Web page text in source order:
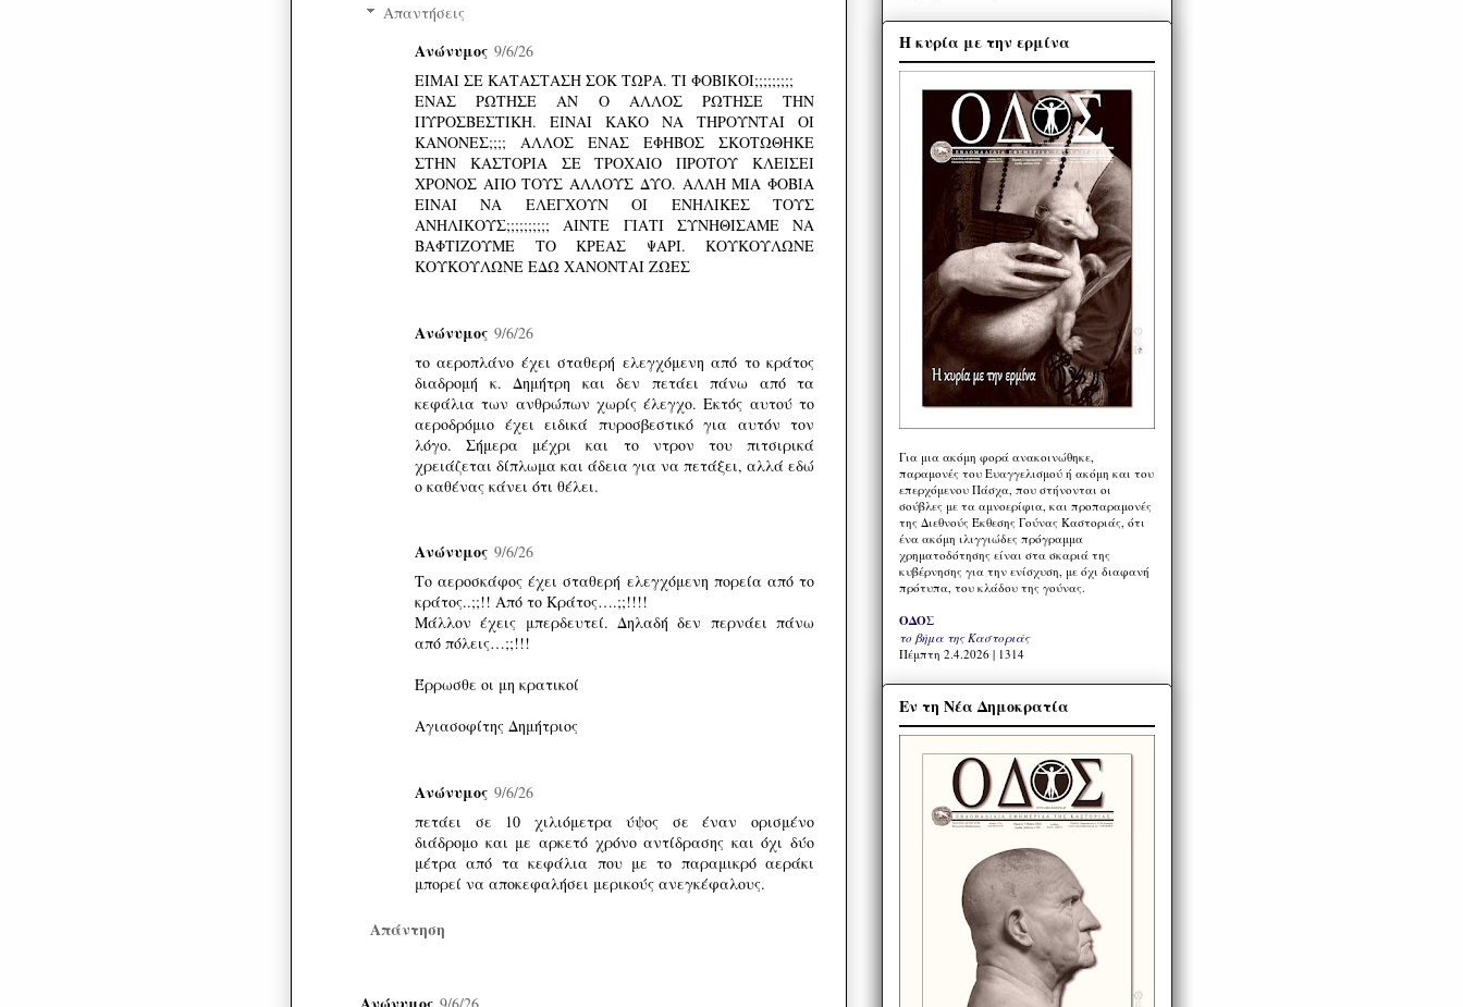
Απαντήσεις
Ανώνυμος 9/6/26
ΕΙΜΑΙ ΣΕ ΚΑΤΑΣΤΑΣΗ ΣΟΚ ΤΩΡΑ. ΤΙ ΦΟΒΙΚΟΙ;;;;;;;;;
ΕΝΑΣ ΡΩΤΗΣΕ ΑΝ Ο ΑΛΛΟΣ ΡΩΤΗΣΕ ΤΗΝ
ΠΥΡΟΣΒΕΣΤΙΚΗ. ΕΙΝΑΙ ΚΑΚΟ ΝΑ ΤΗΡΟΥΝΤΑΙ ΟΙ
ΚΑΝΟΝΕΣ;;;; ΑΛΛΟΣ ΕΝΑΣ ΕΦΗΒΟΣ ΣΚΟΤΩΘΗΚΕ
ΣΤΗΝ ΚΑΣΤΟΡΙΑ ΣΕ ΤΡΟΧΑΙΟ ΠΡΟΤΟΥ ΚΛΕΙΣΕΙ
ΧΡΟΝΟΣ ΑΠΟ ΤΟΥΣ ΑΛΛΟΥΣ ΔΥΟ. ΑΛΛΗ ΜΙΑ ΦΟΒΙΑ
ΕΙΝΑΙ ΝΑ ΕΛΕΓΧΟΥΝ ΟΙ ΕΝΗΛΙΚΕΣ ΤΟΥΣ
ΑΝΗΛΙΚΟΥΣ;;;;;;;;;; ΑΙΝΤΕ ΓΙΑΤΙ ΣΥΝΗΘΙΣΑΜΕ ΝΑ
ΒΑΦΤΙΖΟΥΜΕ ΤΟ ΚΡΕΑΣ ΨΑΡΙ. ΚΟΥΚΟΥΛΩΝΕ
ΚΟΥΚΟΥΛΩΝΕ ΕΔΩ ΧΑΝΟΝΤΑΙ ΖΩΕΣ
Ανώνυμος 9/6/26
το αεροπλάνο έχει σταθερή ελεγχόμενη από το κράτος
διαδρομή κ. Δημήτρη και δεν πετάει πάνω από τα
κεφάλια των ανθρώπων χωρίς έλεγχο. Εκτός αυτού το
αεροδρόμιο έχει ειδικά πυροσβεστικό για αυτόν τον
λόγο. Σήμερα μέχρι και το ντρον του πιτσιρικά
χρειάζεται δίπλωμα και άδεια για να πετάξει, αλλά εδώ
ο καθένας κάνει ότι θέλει.
Ανώνυμος 9/6/26
Το αεροσκάφος έχει σταθερή ελεγχόμενη πορεία από το
κράτος..;;!! Από το Κράτος….;;!!!!
Μάλλον έχεις μπερδευτεί. Δηλαδή δεν περνάει πάνω
από πόλεις…;;!!!
Έρρωσθε οι μη κρατικοί
Αγιασοφίτης Δημήτριος
Ανώνυμος 9/6/26
πετάει σε 10 χιλιόμετρα ύψος σε έναν ορισμένο
διάδρομο και με αρκετό χρόνο αντίδρασης και όχι δύο
μέτρα από τα κεφάλια που με το παραμικρό αεράκι
μπορεί να αποκεφαλήσει μερικούς ανεγκέφαλους.
Απάντηση
Η κυρία με την ερμίνα
Για μια ακόμη φορά ανακοινώθηκε,
παραμονές του Ευαγγελισμού ή ακόμη και του
επερχόμενου Πάσχα, που στήνονται οι
σούβλες με τα αμνοερίφια, και προπαραμονές
της Διεθνούς Έκθεσης Γούνας Καστοριάς, ότι
ένα ακόμη ιλιγγιώδες πρόγραμμα
χρηματοδότησης είναι στα σκαριά της
κυβέρνησης για την ενίσχυση, με όχι διαφανή
πρότυπα, του κλάδου της γούνας.
ΟΔΟΣ
το βήμα της Καστοριάς
Πέμπτη 2.4.2026 | 1314
Εν τη Νέα Δημοκρατία